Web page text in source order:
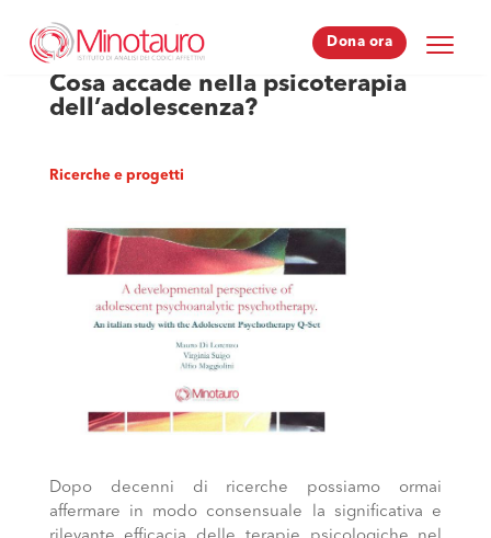
Dona ora
Dona ora
Cosa accade nella psicoterapia
dell’adolescenza?
Ricerche e progetti
Dopo decenni di ricerche possiamo ormai
affermare in modo consensuale la significativa e